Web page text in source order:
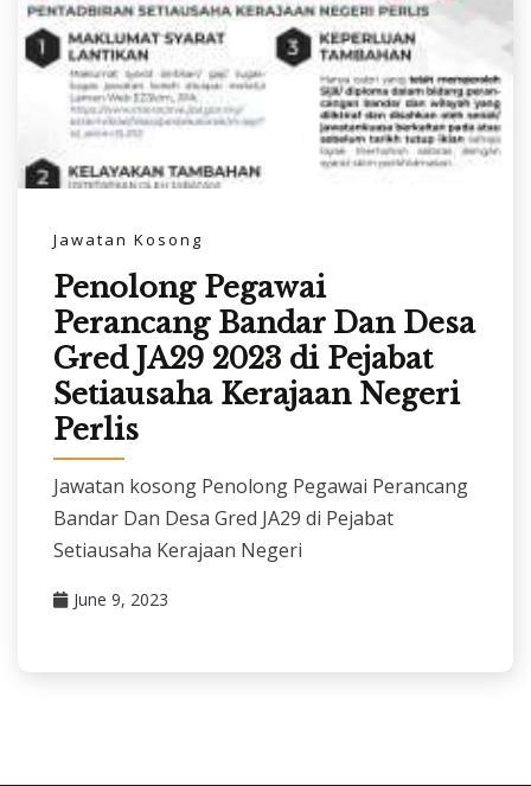
Jawatan Kosong
Penolong Pegawai
Perancang Bandar Dan Desa
Gred JA29 2023 di Pejabat
Setiausaha Kerajaan Negeri
Perlis
Jawatan kosong Penolong Pegawai Perancang
Bandar Dan Desa Gred JA29 di Pejabat
Setiausaha Kerajaan Negeri
June 9, 2023